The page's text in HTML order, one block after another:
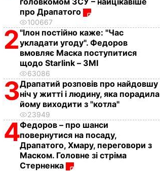
про Драпатого
100667
2"Ілон постійно каже: "Час
укладати угоду". Федоров
вмовляє Маска поступитися
щодо Starlink – ЗМІ
63086
3Драпатий розповів про найдовшу
ніч у житті і людину, яка порадила
йому виходити з "котла"
23949
4Федоров – про шанси
повернутися на посаду,
Драпатого, Хмару, переговори з
Маском. Головне зі стріма
Стерненка